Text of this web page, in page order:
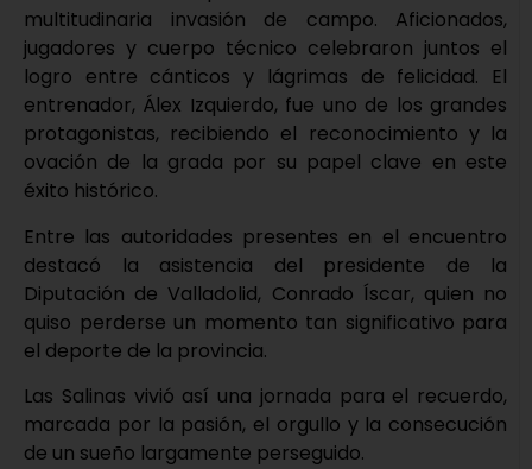
multitudinaria invasión de campo. Aficionados,
jugadores y cuerpo técnico celebraron juntos el
logro entre cánticos y lágrimas de felicidad. El
entrenador, Álex Izquierdo, fue uno de los grandes
protagonistas, recibiendo el reconocimiento y la
ovación de la grada por su papel clave en este
éxito histórico.
Entre las autoridades presentes en el encuentro
destacó la asistencia del presidente de la
Diputación de Valladolid, Conrado Íscar, quien no
quiso perderse un momento tan significativo para
el deporte de la provincia.
Las Salinas vivió así una jornada para el recuerdo,
marcada por la pasión, el orgullo y la consecución
de un sueño largamente perseguido.